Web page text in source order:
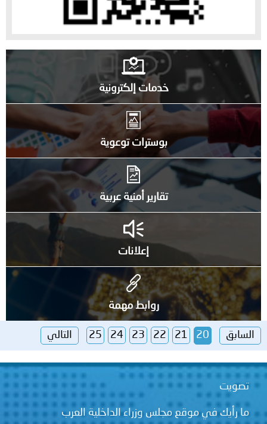
خدمات إلكترونية
بوسترات توعوية
تقارير أمنية عربية
إعلانات
روابط مهمة
السابق 20
21
22
23
24
25 التالي
تصويت
ما رأيك في موقع مجلس وزراء الداخلية العرب